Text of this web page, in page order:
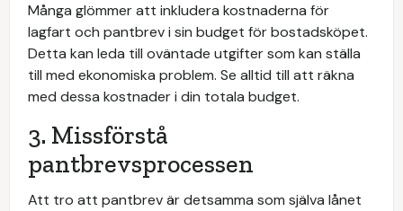
Många glömmer att inkludera kostnaderna för
lagfart och pantbrev i sin budget för bostadsköpet.
Detta kan leda till oväntade utgifter som kan ställa
till med ekonomiska problem. Se alltid till att räkna
med dessa kostnader i din totala budget.
3. Missförstå
pantbrevsprocessen
Att tro att pantbrev är detsamma som själva lånet